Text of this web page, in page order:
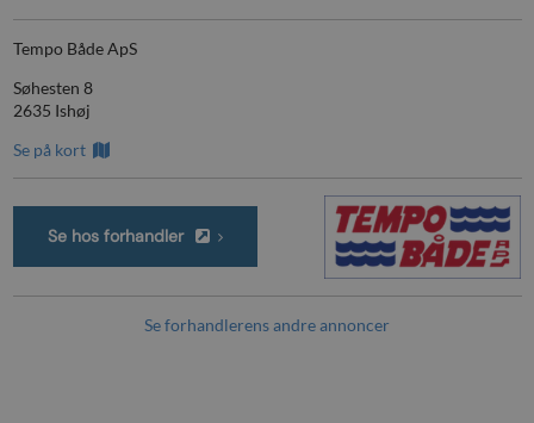
Tempo Både ApS
Søhesten 8
2635 Ishøj
Se på kort
Se hos forhandler
Se forhandlerens andre annoncer